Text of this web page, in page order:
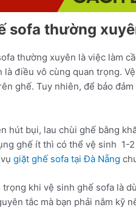
sofa thường
thường xuyên là việc làm
là điều vô cùng quan trọng.
ghế. Tuy nhiên, để bảo
hút bụi, lau chùi ghế bằng
ghế ít thì có thể vệ sinh 1-
giặt ghế sofa tại Đà Nẵng
trọng khi vệ sinh ghế sofa là
tắc mà bạn phải nắm kỹ